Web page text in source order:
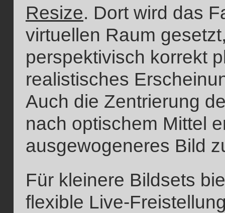
Resize. Dort wird das
virtuellen Raum
perspektivisch korrekt
realistisches
Auch die Zentrierung
nach optischem Mittel
ausgewogeneres Bild
Für kleinere Bildsets
flexible Live-